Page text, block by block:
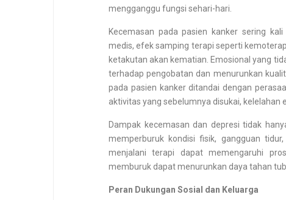
mengganggu fungsi sehari-hari.
Kecemasan pada pasien kanker sering
medis, efek samping terapi seperti
ketakutan akan kematian. Emosional yang
terhadap pengobatan dan menurunkan
pada pasien kanker ditandai dengan
aktivitas yang sebelumnya disukai, kelelahan
Dampak kecemasan dan depresi tidak
memperburuk kondisi fisik, gangguan
menjalani terapi dapat memengaruhi
memburuk dapat menurunkan daya tahan
Peran Dukungan Sosial dan Keluarga